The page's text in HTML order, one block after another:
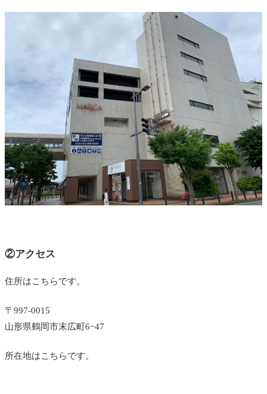
②アクセス
住所はこちらです。
〒997-0015
山形県鶴岡市末広町6−47
所在地はこちらです。